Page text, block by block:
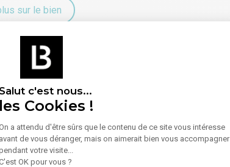
Salut c'est nous...
les Cookies !
a attendu d'être sûrs que le contenu de ce site vous intéresse
avant de vous déranger, mais on aimerait bien vous accompagner
votre visite...
OK pour vous ?
sur le bien
Equipements
amovibles
plafond
Accueil